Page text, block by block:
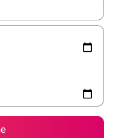
navigiere mit den